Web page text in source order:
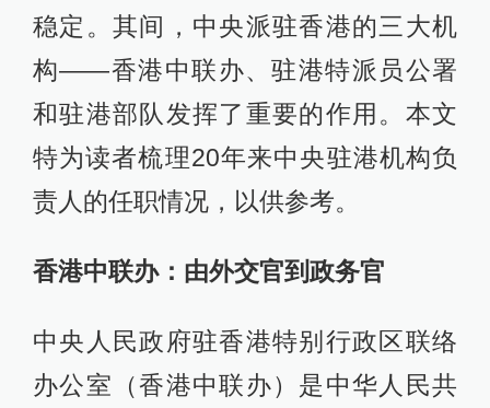
稳定。其间，中央派驻香港的三大机
构——香港中联办、驻港特派员公署
和驻港部队发挥了重要的作用。本文
特为读者梳理20年来中央驻港机构负
责人的任职情况，以供参考。
香港中联办：由外交官到政务官
中央人民政府驻香港特别行政区联络
办公室（香港中联办）是中华人民共